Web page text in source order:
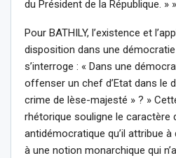
du Président de la République. » »
Pour BATHILY, l’existence et
disposition dans une démocratie
s’interroge : « Dans une
offenser un chef d’Etat dans le
crime de lèse-majesté » ? »
rhétorique souligne le caractère
antidémocratique qu’il attribue
à une notion monarchique qui